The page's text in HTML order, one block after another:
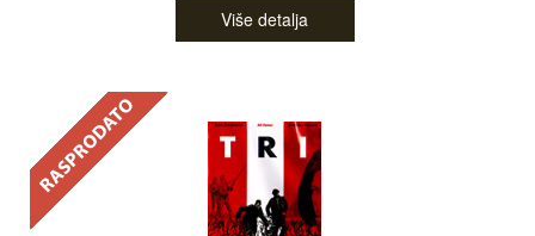
Više detalja